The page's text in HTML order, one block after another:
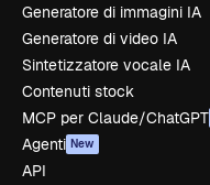
Generatore di immagini IA
Generatore di video IA
Sintetizzatore vocale IA
Contenuti stock
MCP per Claude/ChatGPT
Agenti New
API